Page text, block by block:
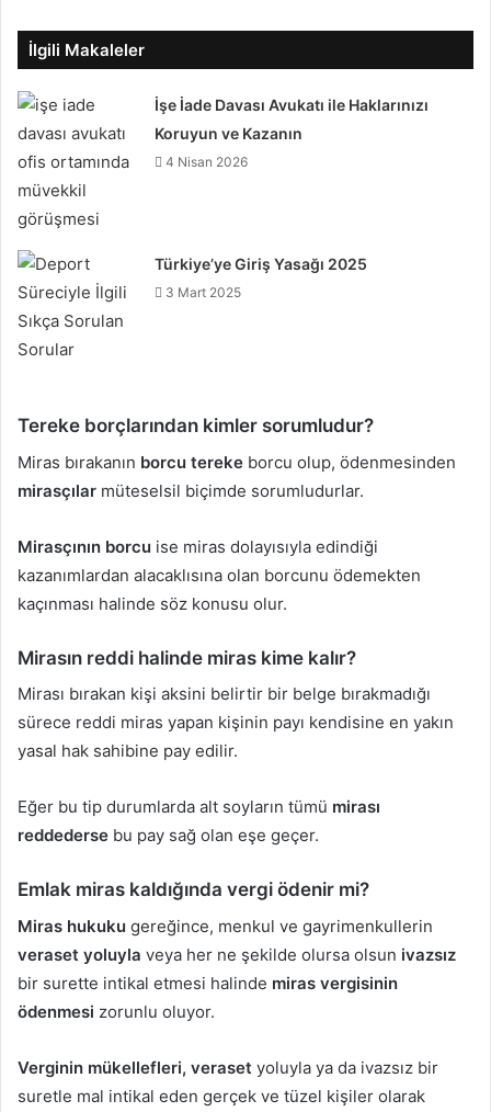
İlgili Makaleler
İşe İade Davası Avukatı ile Haklarınızı
Koruyun ve Kazanın
4 Nisan 2026
Türkiye’ye Giriş Yasağı 2025
3 Mart 2025
Tereke borçlarından kimler sorumludur?
Miras bırakanın borcu tereke borcu olup, ödenmesinden
mirasçılar müteselsil biçimde sorumludurlar.
Mirasçının borcu ise miras dolayısıyla edindiği
kazanımlardan alacaklısına olan borcunu ödemekten
kaçınması halinde söz konusu olur.
Mirasın reddi halinde miras kime kalır?
Mirası bırakan kişi aksini belirtir bir belge bırakmadığı
sürece reddi miras yapan kişinin payı kendisine en yakın
yasal hak sahibine pay edilir.
Eğer bu tip durumlarda alt soyların tümü mirası
reddederse bu pay sağ olan eşe geçer.
Emlak miras kaldığında vergi ödenir mi?
Miras hukuku gereğince, menkul ve gayrimenkullerin
veraset yoluyla veya her ne şekilde olursa olsun ivazsız
bir surette intikal etmesi halinde miras vergisinin
ödenmesi zorunlu oluyor.
Verginin mükellefleri, veraset yoluyla ya da ivazsız bir
suretle mal intikal eden gerçek ve tüzel kişiler olarak